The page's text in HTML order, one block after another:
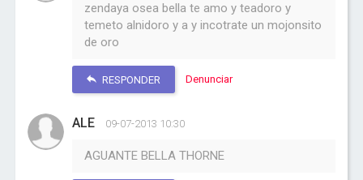
zendaya osea bella te amo y teadoro y
temeto alnidoro y a y incotrate un mojonsito
de oro
RESPONDER Denunciar
ALE 09-07-2013 10:30
AGUANTE BELLA THORNE